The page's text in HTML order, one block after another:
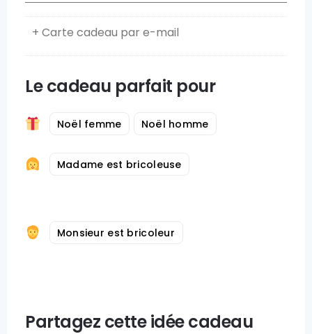
+ Carte cadeau par e-mail
Le cadeau parfait pour
Noël femme Noël homme
Madame est bricoleuse
Monsieur est bricoleur
Partagez cette idée cadeau